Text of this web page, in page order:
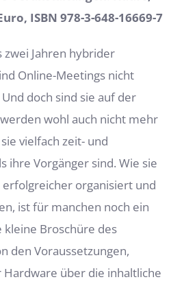
ISBN 978-3-648-16669-7
zwei Jahren hybrider
Online-Meetings nicht
doch sind sie auf der
wohl auch nicht mehr
vielfach zeit- und
ihre Vorgänger sind. Wie sie
organisiert und
ist für manchen noch ein
kleine Broschüre des
den Voraussetzungen,
über die inhaltliche